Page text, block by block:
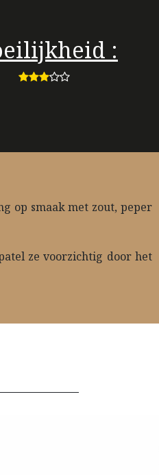
op smaak met zout, peper
ze voorzichtig door het
: